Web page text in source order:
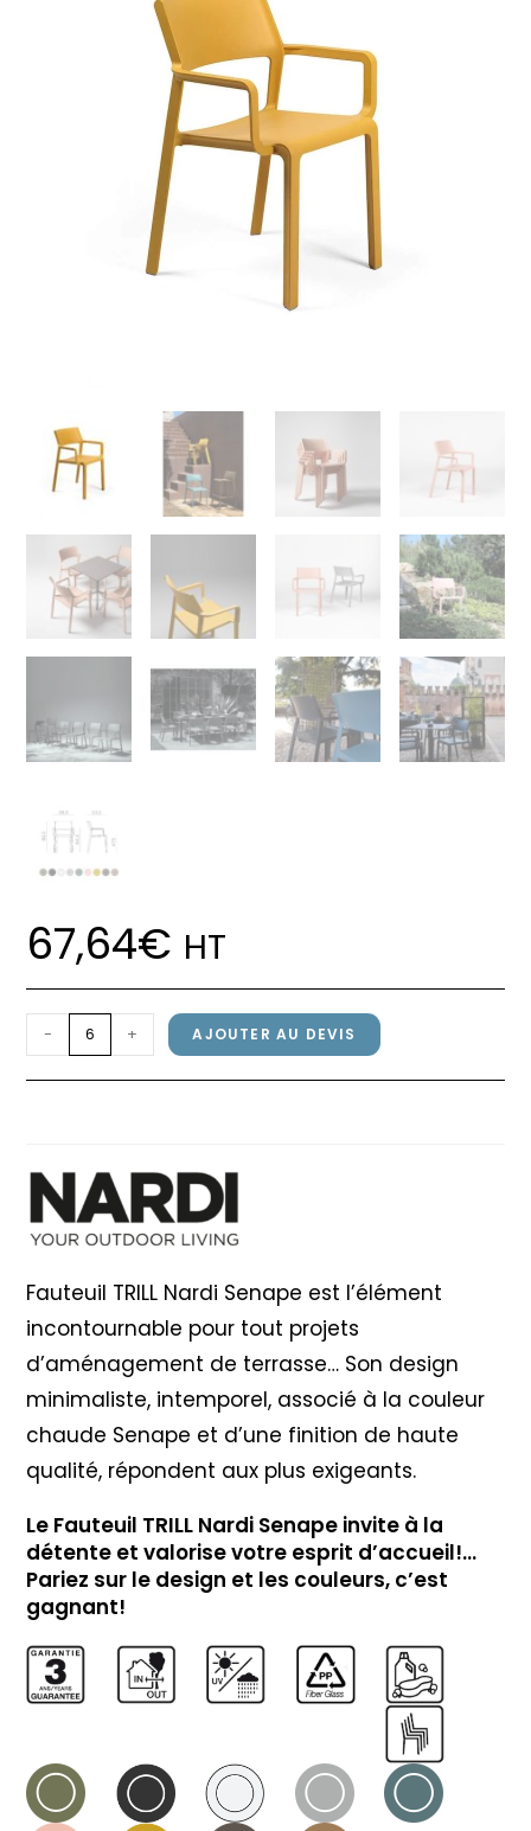
67,64€ HT
quantité
de
Fauteuil
Senape
- + AJOUTER AU DEVIS
Fauteuil TRILL Nardi Senape est l’élément
incontournable pour tout projets
d’aménagement de terrasse… Son design
minimaliste, intemporel, associé à la couleur
chaude Senape et d’une finition de haute
qualité, répondent aux plus exigeants.
Le Fauteuil TRILL Nardi Senape invite à la
détente et valorise votre esprit d’accueil!…
Pariez sur le design et les couleurs, c’est
gagnant!